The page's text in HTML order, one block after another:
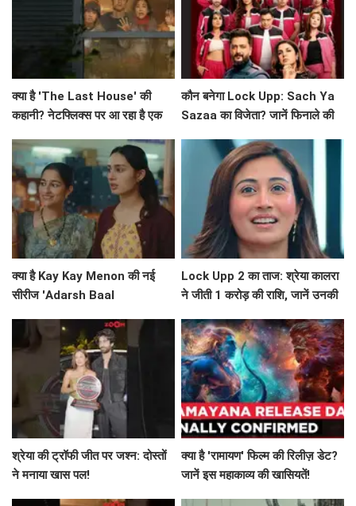
क्या है 'The Last House' की
कहानी? नेटफ्लिक्स पर आ रहा है एक
कौन बनेगा Lock Upp: Sach Ya
Sazaa का विजेता? जानें फिनाले की
क्या है Kay Kay Menon की नई
सीरीज 'Adarsh Baal
Lock Upp 2 का ताज: श्रेया कालरा
ने जीती 1 करोड़ की राशि, जानें उनकी
श्रेया की ट्रॉफी जीत पर जश्न: दोस्तों
ने मनाया खास पल!
क्या है 'रामायण' फिल्म की रिलीज़ डेट?
जानें इस महाकाव्य की खासियतें!